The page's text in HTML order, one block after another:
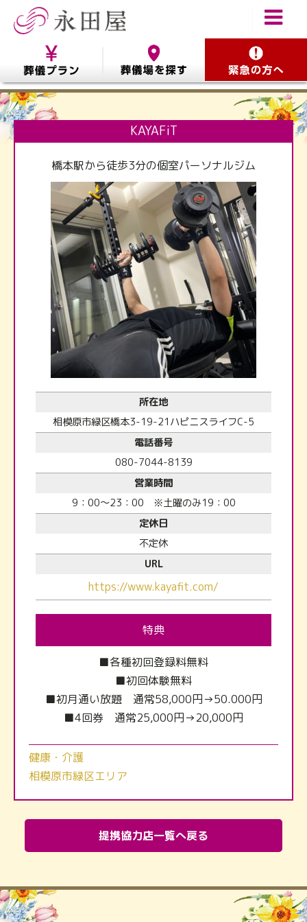
KAYAFiT
橋本駅から徒歩3分の個室パーソナルジム
所在地
相模原市緑区橋本3-19-21ハピニスライフC-5
電話番号
080-7044-8139
営業時間
9：00～23：00 ※土曜のみ19：00
定休日
不定休
URL
https://www.kayafit.com/
特典
■各種初回登録料無料
■初回体験無料
■初月通い放題 通常58,000円→50.000円
■4回券 通常25,000円→20,000円
健康・介護
相模原市緑区エリア
提携協力店一覧へ戻る